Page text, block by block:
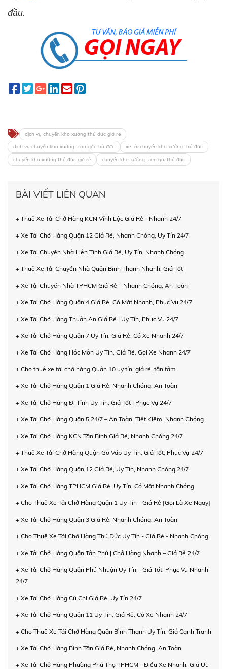
đầu.
dịch vụ chuyển kho xưởng thủ đức giá rẻ
dịch vụ chuyển kho xưởng trọn gói thủ đức
xe tải chuyển kho xưởng thủ đức
chuyển kho xưởng thủ đức giá rẻ
chuyển kho xưởng trọn gói thủ đức
BÀI VIẾT LIÊN QUAN
+ Thuê Xe Tải Chở Hàng KCN Vĩnh Lộc Giá Rẻ - Nhanh 24/7
+ Xe Tải Chở Hàng Quận 12 Giá Rẻ, Nhanh Chóng, Uy Tín 24/7
+ Xe Tải Chuyển Nhà Liên Tỉnh Giá Rẻ, Uy Tín, Nhanh Chóng
+ Thuê Xe Tải Chuyển Nhà Quận Bình Thạnh Nhanh, Giá Tốt
+ Xe Tải Chuyển Nhà TPHCM Giá Rẻ – Nhanh Chóng, An Toàn
+ Xe Tải Chở Hàng Quận 4 Giá Rẻ, Có Mặt Nhanh, Phục Vụ 24/7
+ Xe Tải Chở Hàng Thuận An Giá Rẻ | Uy Tín, Phục Vụ 24/7
+ Xe Tải Chở Hàng Quận 7 Uy Tín, Giá Rẻ, Có Xe Nhanh 24/7
+ Xe Tải Chở Hàng Hóc Môn Uy Tín, Giá Rẻ, Gọi Xe Nhanh 24/7
+ Cho thuê xe tải chở hàng Quận 10 uy tín, giá rẻ, tận tâm
+ Xe Tải Chở Hàng Quận 1 Giá Rẻ, Nhanh Chóng, An Toàn
+ Xe Tải Chở Hàng Đi Tỉnh Uy Tín, Giá Tốt | Phục Vụ 24/7
+ Xe Tải Chở Hàng Quận 5 24/7 – An Toàn, Tiết Kiệm, Nhanh Chóng
+ Xe Tải Chở Hàng KCN Tân Bình Giá Rẻ, Nhanh Chóng 24/7
+ Thuê Xe Tải Chở Hàng Quận Gò Vấp Uy Tín, Giá Tốt, Phục Vụ 24/7
+ Xe Tải Chở Hàng Quận 12 Giá Rẻ, Uy Tín, Nhanh Chóng 24/7
+ Xe Tải Chở Hàng TPHCM Giá Rẻ, Uy Tín, Có Mặt Nhanh Chóng
+ Cho Thuê Xe Tải Chở Hàng Quận 1 Uy Tín - Giá Rẻ [Gọi Là Xe Ngay]
+ Xe Tải Chở Hàng Quận 3 Giá Rẻ, Nhanh Chóng, An Toàn
+ Cho Thuê Xe Tải Chở Hàng Thủ Đức Uy Tín - Giá Rẻ - Nhanh Chóng
+ Xe Tải Chở Hàng Quận Tân Phú | Chở Hàng Nhanh – Giá Rẻ 24/7
+ Xe Tải Chở Hàng Quận Phú Nhuận Uy Tín – Giá Tốt, Phục Vụ Nhanh
24/7
+ Xe Tải Chở Hàng Củ Chi Giá Rẻ, Uy Tín 24/7
+ Xe Tải Chở Hàng Quận 11 Uy Tín, Giá Rẻ, Có Xe Nhanh 24/7
+ Cho Thuê Xe Tải Chở Hàng Quận Bình Thạnh Uy Tín, Giá Cạnh Tranh
+ Xe Tải Chở Hàng Bình Tân Giá Rẻ, Nhanh Chóng, An Toàn
+ Xe Tải Chở Hàng Phường Phú Thọ TPHCM - Điều Xe Nhanh, Giá Ưu